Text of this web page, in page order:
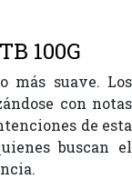
100G
más suave. Los
con notas
de esta
buscan el